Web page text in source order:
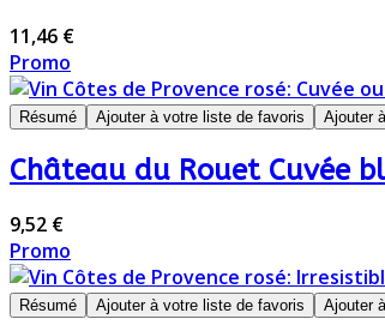
11,46 €
Promo
Résumé Ajouter à votre liste de favoris Ajouter
Château du Rouet Cuvée
9,52 €
Promo
Résumé Ajouter à votre liste de favoris Ajouter